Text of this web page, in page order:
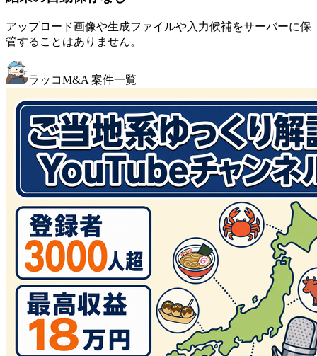
アップロード画像や生成ファイルや入力候補をサーバーに保
管することはありません。
ラッコM&A 案件一覧